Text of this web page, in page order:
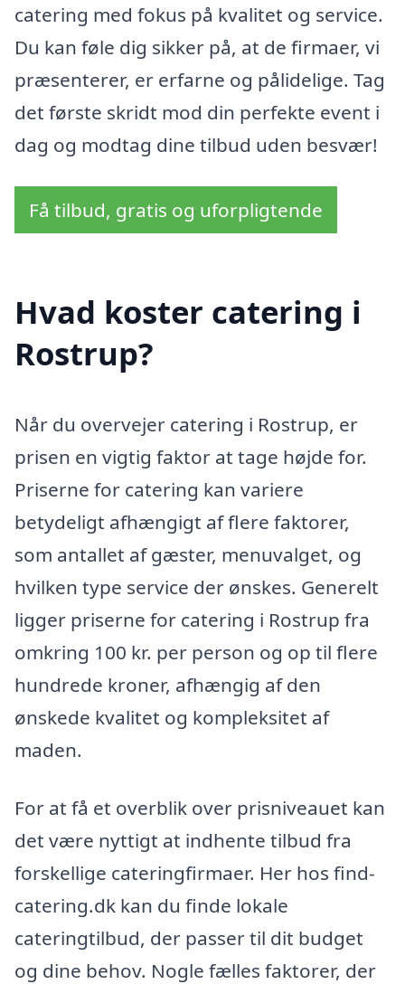
catering med fokus på kvalitet og service.
Du kan føle dig sikker på, at de firmaer, vi
præsenterer, er erfarne og pålidelige. Tag
det første skridt mod din perfekte event i
dag og modtag dine tilbud uden besvær!
Få tilbud, gratis og uforpligtende
Hvad koster catering i
Rostrup?
Når du overvejer catering i Rostrup, er
prisen en vigtig faktor at tage højde for.
Priserne for catering kan variere
betydeligt afhængigt af flere faktorer,
som antallet af gæster, menuvalget, og
hvilken type service der ønskes. Generelt
ligger priserne for catering i Rostrup fra
omkring 100 kr. per person og op til flere
hundrede kroner, afhængig af den
ønskede kvalitet og kompleksitet af
maden.
For at få et overblik over prisniveauet kan
det være nyttigt at indhente tilbud fra
forskellige cateringfirmaer. Her hos find-
catering.dk kan du finde lokale
cateringtilbud, der passer til dit budget
og dine behov. Nogle fælles faktorer, der